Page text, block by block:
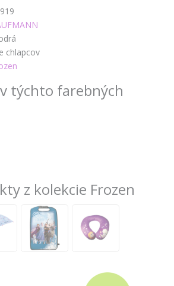
chlapcov
týchto farebných
z kolekcie Frozen